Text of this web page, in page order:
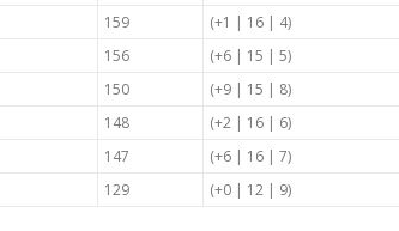
159 (+1 | 16 | 4)
156 (+6 | 15 | 5)
150 (+9 | 15 | 8)
148 (+2 | 16 | 6)
147 (+6 | 16 | 7)
129 (+0 | 12 | 9)